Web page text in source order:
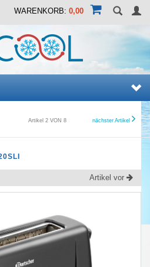
WARENKORB: 0,00
Artikel 2 VON 8 nächster Artikel
Artikel vor